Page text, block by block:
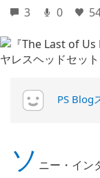
3 0
PS Blog
ソ ニー・イン